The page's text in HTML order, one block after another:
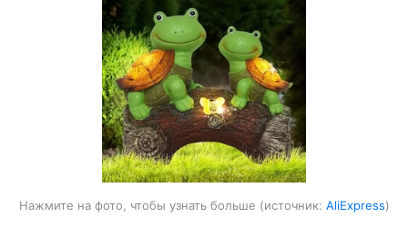
Нажмите на фото, чтобы узнать больше источник: AliExpress